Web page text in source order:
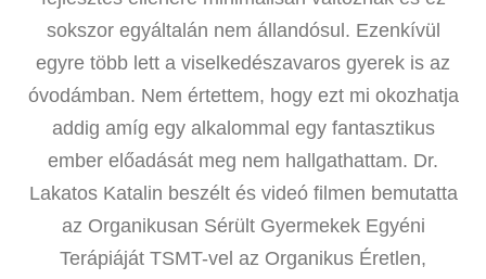
sokszor egyáltalán nem állandósul. Ezenkívül
egyre több lett a viselkedészavaros gyerek is az
óvodámban. Nem értettem, hogy ezt mi okozhatja
addig amíg egy alkalommal egy fantasztikus
ember előadását meg nem hallgathattam. Dr.
Lakatos Katalin beszélt és videó filmen bemutatta
az Organikusan Sérült Gyermekek Egyéni
Terápiáját TSMT-vel az Organikus Éretlen,